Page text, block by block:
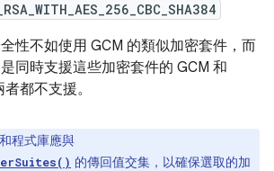
性不如使用 GCM 的類似加密套件，而
同時支援這些加密套件的 GCM 和
都不支援。
程式庫應與
的傳回值交集，以確保選取的加